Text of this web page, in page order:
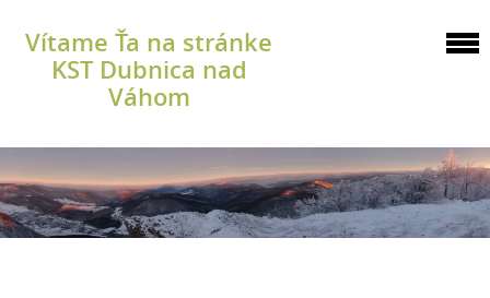
Vítame Ťa na stránke
KST Dubnica nad
Váhom